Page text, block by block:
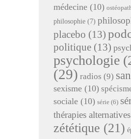
médecine (10)
philosophie (7)
placebo (13)
politique (13)
psychologie
(29) radios (9)
sexisme (10)
sociale (10) série (6)
thérapies alternatives
zététique (21)